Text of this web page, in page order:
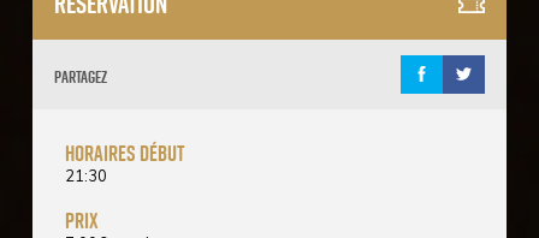
Partagez
horaires début
21:30
prix